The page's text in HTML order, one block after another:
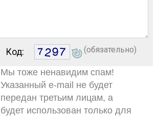
Код: (обязательно)
Мы тоже ненавидим спам!
Указанный e-mail не будет
передан третьим лицам, а
будет использован только для